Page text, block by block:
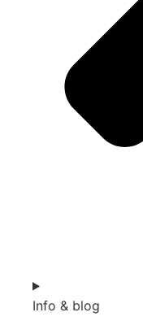
Info & blog